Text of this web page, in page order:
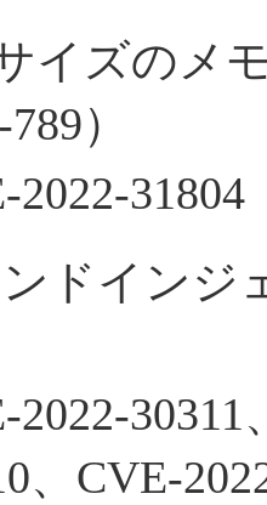
イズのメ
）
2022-31804
ドインジ
2022-30311
、CVE-